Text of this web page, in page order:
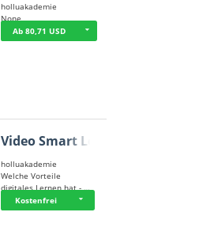
holluakademie
None
Ab 80,71 USD
Video Smart Lea…
holluakademie
Welche Vorteile
digitales Lernen hat - …
Kostenfrei